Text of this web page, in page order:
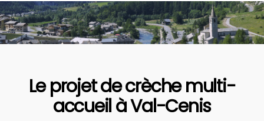
de
Val
Cenis
Le projet de crèche multi-
accueil à Val-Cenis